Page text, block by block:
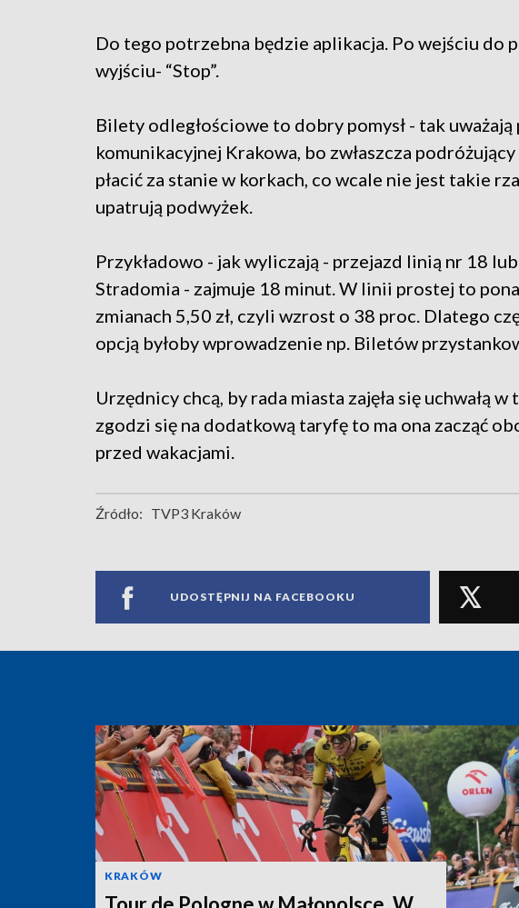
Do tego potrzebna będzie aplikacja. Po wejściu do
wyjściu- “Stop”.
Bilety odległościowe to dobry pomysł - tak
komunikacyjnej Krakowa, bo zwłaszcza
płacić za stanie w korkach, co wcale nie jest takie
upatrują podwyżek.
Przykładowo - jak wyliczają - przejazd linią nr 18
Stradomia - zajmuje 18 minut. W linii prostej to
zmianach 5,50 zł, czyli wzrost o 38 proc. Dlatego
opcją byłoby wprowadzenie np. Biletów
Urzędnicy chcą, by rada miasta zajęła się uchwałą
zgodzi się na dodatkową taryfę to ma ona zacząć
przed wakacjami.
Źródło: TVP3 Kraków
UDOSTĘPNIJ NA FACEBOOKU
KRAKÓW